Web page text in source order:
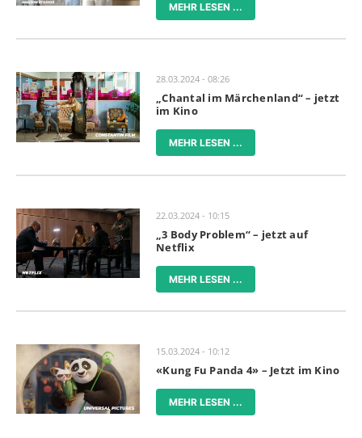
MEHR LESEN ...
28.03.2024 - 08:26
„Chantal im Märchenland“ – jetzt
im Kino
MEHR LESEN ...
22.03.2024 - 10:15
„3 Body Problem“ – jetzt auf
Netflix
MEHR LESEN ...
15.03.2024 - 10:12
«Kung Fu Panda 4» – Jetzt im Kino
MEHR LESEN ...